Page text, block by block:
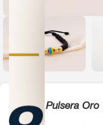
Pulsera Oro